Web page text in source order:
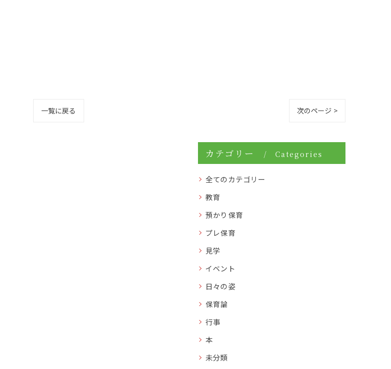
一覧に戻る 次のページ >
カテゴリー Categories
全てのカテゴリー
教育
預かり保育
プレ保育
見学
イベント
日々の姿
保育論
行事
本
未分類